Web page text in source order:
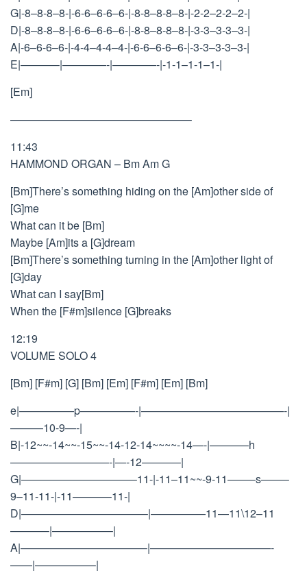
G|-8–8-8–8-|-6-6–6-6–6-|-8-8–8-8–8-|-2-2–2-2–2-|
D|-8–8-8–8-|-6-6–6-6–6-|-8-8–8-8–8-|-3-3–3-3–3-|
A|-6–6-6–6-|-4-4–4-4–4-|-6-6–6-6–6-|-3-3–3-3–3-|
E|———–|————-|————-|-1-1–1-1–1-|
[Em]
————————————————–
11:43
HAMMOND ORGAN – Bm Am G
[Bm]There’s something hiding on the [Am]other side of
[G]me
What can it be [Bm]
Maybe [Am]its a [G]dream
[Bm]There’s something turning in the [Am]other light of
[G]day
What can I say[Bm]
When the [F#m]silence [G]breaks
12:19
VOLUME SOLO 4
[Bm] [F#m] [G] [Bm] [Em] [F#m] [Em] [Bm]
e|—————p—————-|—————————————-|
———10-9—-|
B|-12~~-14~~-15~~-14-12-14~~~~-14—-|———–h
—————————-|—-12———–|
G|——————————–11-|-11–11~~-9-11——–s——–
9–11-11-|-11———–11-|
D|———————————–|—————11—11\12–11
———–|—————–|
A|———————————–|———————————-
——|—————–|